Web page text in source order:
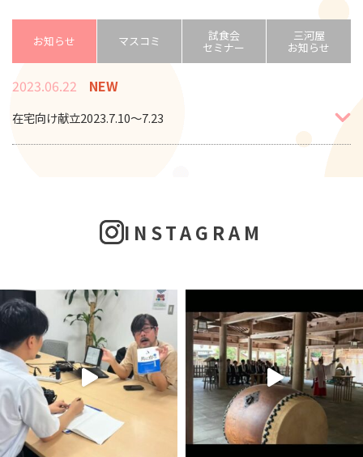
お知らせ マスコミ 試食会
セミナー
三河屋
お知らせ
2023.06.22 NEW
在宅向け献立2023.7.10～7.23
INSTAGRAM